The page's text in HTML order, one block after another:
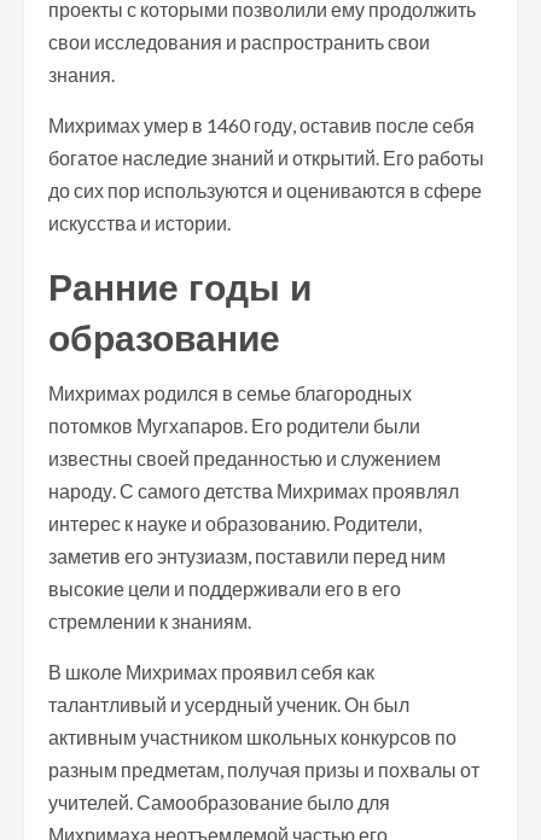
проекты с которыми позволили ему продолжить
свои исследования и распространить свои
знания.
Михримах умер в 1460 году, оставив после себя
богатое наследие знаний и открытий. Его работы
до сих пор используются и оцениваются в сфере
искусства и истории.
Ранние годы и
образование
Михримах родился в семье благородных
потомков Мугхапаров. Его родители были
известны своей преданностью и служением
народу. С самого детства Михримах проявлял
интерес к науке и образованию. Родители,
заметив его энтузиазм, поставили перед ним
высокие цели и поддерживали его в его
стремлении к знаниям.
В школе Михримах проявил себя как
талантливый и усердный ученик. Он был
активным участником школьных конкурсов по
разным предметам, получая призы и похвалы от
учителей. Самообразование было для
Михримаха неотъемлемой частью его